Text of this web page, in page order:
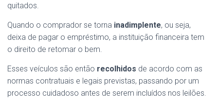
quitados.
Quando o comprador se torna inadimplente, ou seja,
deixa de pagar o empréstimo, a instituição financeira tem
o direito de retomar o bem.
Esses veículos são então recolhidos de acordo com as
normas contratuais e legais previstas, passando por um
processo cuidadoso antes de serem incluídos nos leilões.